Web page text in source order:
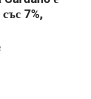
7%,